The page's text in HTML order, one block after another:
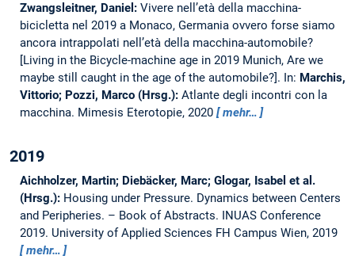
Zwangsleitner, Daniel: Vivere nell’età della macchina-
bicicletta nel 2019 a Monaco, Germania ovvero forse siamo
ancora intrappolati nell’età della macchina-automobile?
[Living in the Bicycle-machine age in 2019 Munich, Are we
maybe still caught in the age of the automobile?]. In: Marchis,
Vittorio; Pozzi, Marco (Hrsg.): Atlante degli incontri con la
macchina. Mimesis Eterotopie, 2020
mehr…
2019
Aichholzer, Martin; Diebäcker, Marc; Glogar, Isabel et al.
(Hrsg.): Housing under Pressure. Dynamics between Centers
and Peripheries. – Book of Abstracts. INUAS Conference
2019. University of Applied Sciences FH Campus Wien, 2019
mehr…